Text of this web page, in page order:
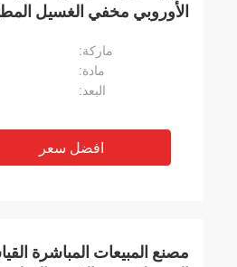
الأوروبي مخفي الغسيل
ماركة:
مادة:
البعد:
افضل سعر